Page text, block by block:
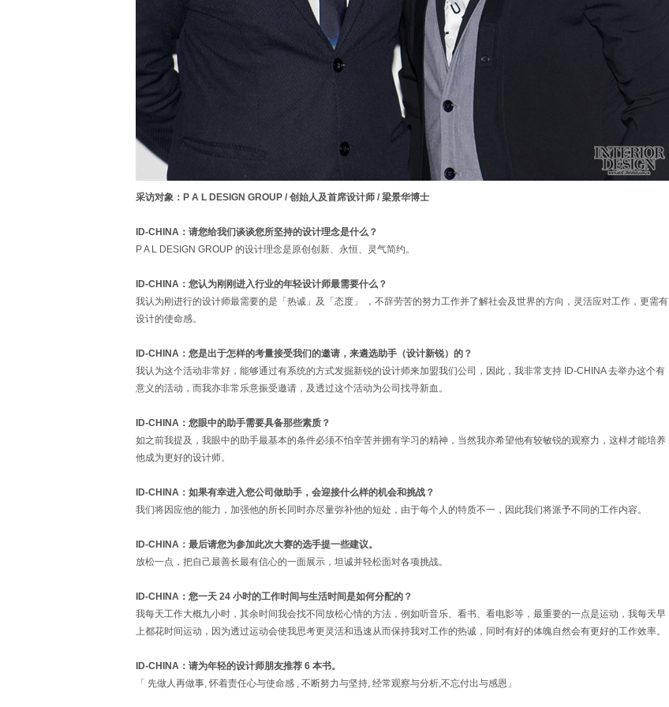
采访对象：P A L DESIGN GROUP / 创始人及首席设计师 / 梁景华博士
ID-CHINA：请您给我们谈谈您所坚持的设计理念是什么？
P A L DESIGN GROUP 的设计理念是原创创新、永恒、灵气简约。
ID-CHINA：您认为刚刚进入行业的年轻设计师最需要什么？
我认为刚进行的设计师最需要的是「热诚」及「态度」 ，不辞劳苦的努力工作并了解社会及世界的方向，灵活应对工作，更需有
设计的使命感。
ID-CHINA：您是出于怎样的考量接受我们的邀请，来遴选助手（设计新锐）的？
我认为这个活动非常好，能够通过有系统的方式发掘新锐的设计师来加盟我们公司，因此，我非常支持 ID-CHINA 去举办这个有
意义的活动，而我亦非常乐意振受邀请，及透过这个活动为公司找寻新血。
ID-CHINA：您眼中的助手需要具备那些素质？
如之前我提及，我眼中的助手最基本的条件必须不怕辛苦并拥有学习的精神，当然我亦希望他有较敏锐的观察力，这样才能培养
他成为更好的设计师。
ID-CHINA：如果有幸进入您公司做助手，会迎接什么样的机会和挑战？
我们将因应他的能力，加强他的所长同时亦尽量弥补他的短处，由于每个人的特质不一，因此我们将派予不同的工作内容。
ID-CHINA：最后请您为参加此次大赛的选手提一些建议。
放松一点，把自己最善长最有信心的一面展示，坦诚并轻松面对各项挑战。
ID-CHINA：您一天 24 小时的工作时间与生活时间是如何分配的？
我每天工作大概九小时，其余时间我会找不同放松心情的方法，例如听音乐、看书、看电影等，最重要的一点是运动，我每天早
上都花时间运动，因为透过运动会使我思考更灵活和迅速从而保持我对工作的热诚，同时有好的体魄自然会有更好的工作效率。
ID-CHINA：请为年轻的设计师朋友推荐 6 本书。
「 先做人再做事, 怀着责任心与使命感 , 不断努力与坚持, 经常观察与分析,不忘付出与感恩」